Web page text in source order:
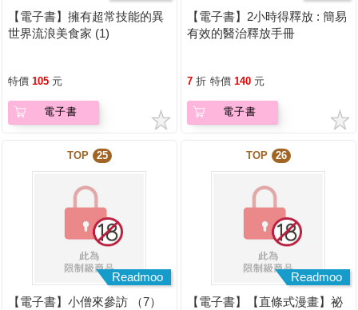
【電子書】擁有超常技能的異
世界流浪美食家 (1)
特價 105 元
電子書
【電子書】2小時得釋放 : 簡易
有效的醫治釋放手冊
7 折 特價 140 元
電子書
TOP 25
Readmoo
【電子書】小僧來參訪 （7）
TOP 26
Readmoo
【電子書】【直條式漫畫】祕